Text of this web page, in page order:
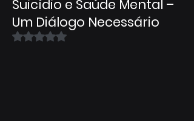
Suicídio e Saúde Mental –
Um Diálogo Necessário
Avaliado com NaN de 5 estrelas.